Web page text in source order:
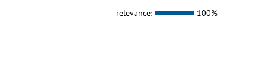
relevance: 100%